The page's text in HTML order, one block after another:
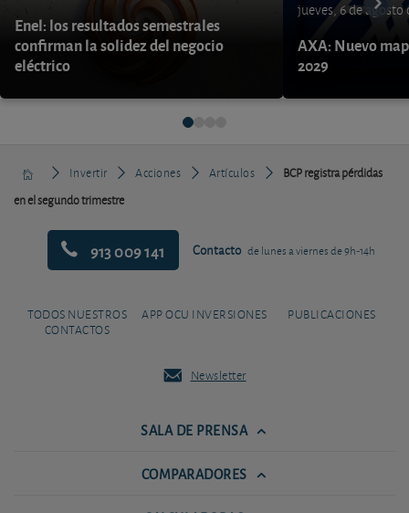
Enel: los resultados semestrales
confirman la solidez del negocio
eléctrico
jueves, 6 de agosto
AXA: Nuevo
2029
Invertir Acciones Artículos
BCP registra pérdidas
en el segundo trimestre
913 009 141 Contacto de lunes a viernes de 9h-14h
TODOS NUESTROS
CONTACTOS
APP OCU INVERSIONES PUBLICACIONES
Newsletter
SALA DE PRENSA
COMPARADORES